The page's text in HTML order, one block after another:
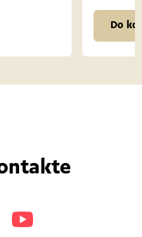
Do
Instagram